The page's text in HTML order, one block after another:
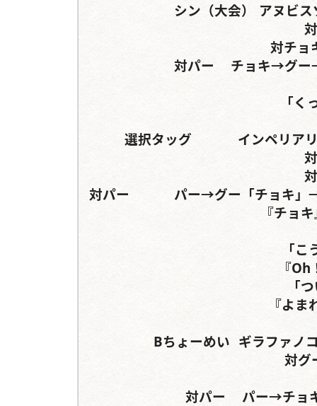
シン（大会）	アヌビスゾウカブト	セアカフタマタクワガタ
対
対チョキ	チョキ？→
対パー	チョキ→グー→「パー」	パー→グー→「チョキ」
「
選択タッグ		インペリアリスツヤクワガタ	タランドゥスツヤクワガタ
対パー		パー→グー「チョキ」→「チョキ」→『パー』	パー→「チョキ」→グー
『チョ
「
『
「
『よ
Bちょーめい	ギラファノコギリクワガタ	ヘルクレスリッキーブルー
対グー	パー→
対パー	パー→チョキ→「パー」→『チョキ』	グー→